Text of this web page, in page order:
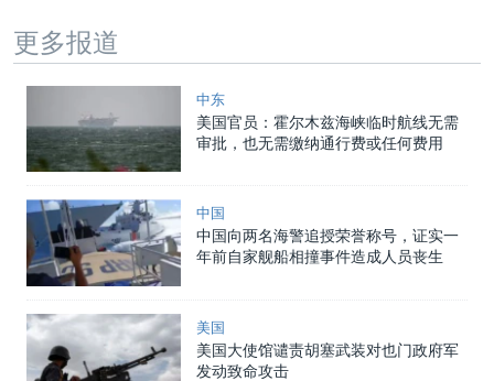
更多报道
中东
美国官员：霍尔木兹海峡临时航线无需
审批，也无需缴纳通行费或任何费用
中国
中国向两名海警追授荣誉称号，证实一
年前自家舰船相撞事件造成人员丧生
美国
美国大使馆谴责胡塞武装对也门政府军
发动致命攻击